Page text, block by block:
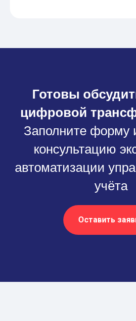
Готовы
цифровой
Заполните форму
консультацию
автоматизации
учёта
Оставить